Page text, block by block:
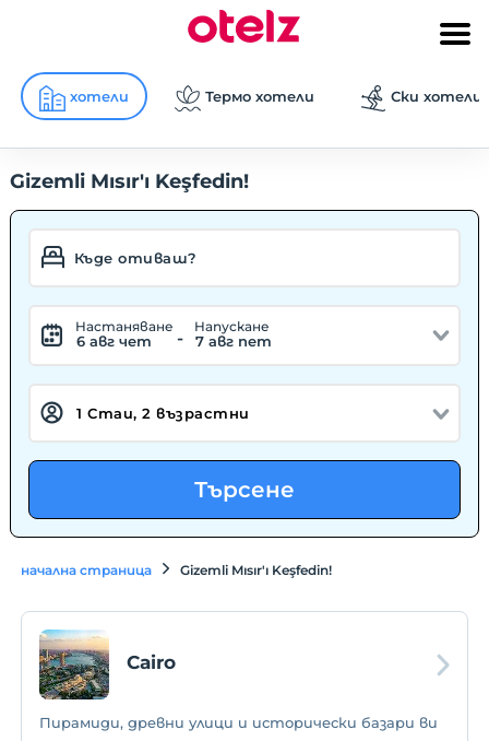
хотели Термо хотели Ски хотели
Gizemli Mısır'ı Keşfedin!
Hастаняване
6 авг чет -
Hапускане
7 авг пет
Търсене
начална страница Gizemli Mısır'ı Keşfedin!
Cairo
Пирамиди, древни улици и исторически базари ви